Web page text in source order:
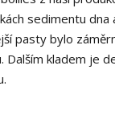
sedimentu dna
pasty bylo
Dalším kladem je